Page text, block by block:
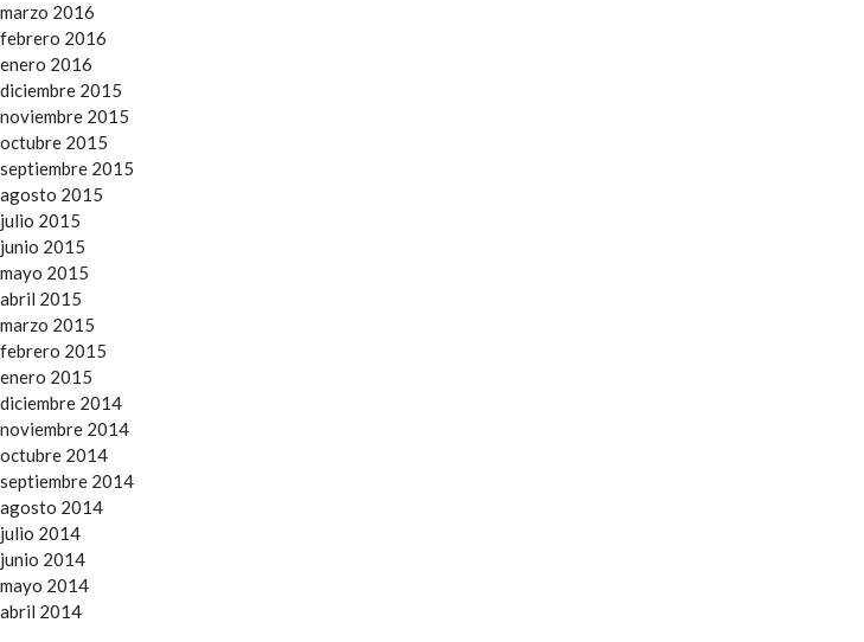
marzo 2016
febrero 2016
enero 2016
diciembre 2015
noviembre 2015
octubre 2015
septiembre 2015
agosto 2015
julio 2015
junio 2015
mayo 2015
abril 2015
marzo 2015
febrero 2015
enero 2015
diciembre 2014
noviembre 2014
octubre 2014
septiembre 2014
agosto 2014
julio 2014
junio 2014
mayo 2014
abril 2014